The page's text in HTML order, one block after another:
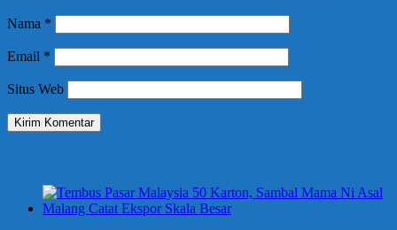
Nama *
Email *
Situs Web